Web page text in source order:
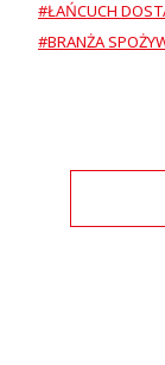
#ŁAŃCUCH
#BRANŻA